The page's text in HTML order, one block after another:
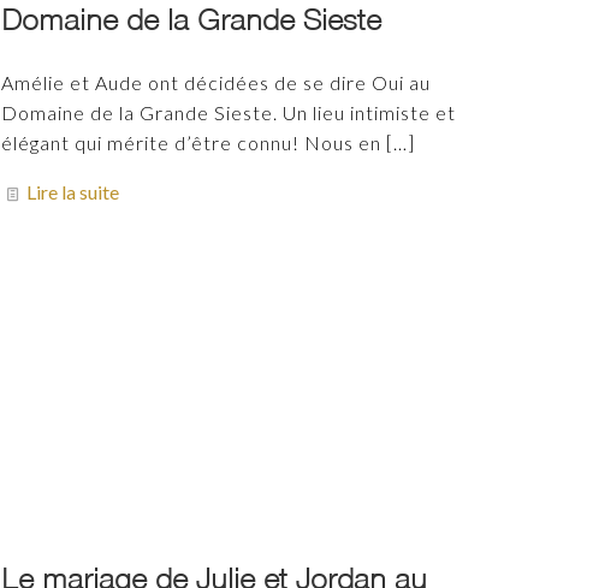
Domaine de la Grande Sieste
Amélie et Aude ont décidées de se dire Oui au
Domaine de la Grande Sieste. Un lieu intimiste et
élégant qui mérite d’être connu! Nous en […]
Lire la suite
Le mariage de Julie et Jordan au